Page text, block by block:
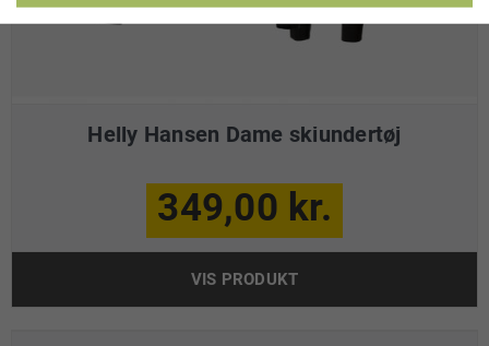
Helly Hansen Dame skiundertøj
349,00 kr.
VIS PRODUKT